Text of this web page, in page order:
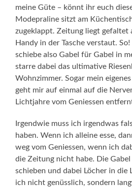
meine Güte – könnt ihr euch
Modepraline sitzt am
zugeklappt. Zeitung liegt gefaltet
Handy in der Tasche verstaut.
schiebe also Gabel für Gabel in
starre dabei das ultimative
Wohnzimmer. Sogar mein
geht mir auf einmal auf die
Lichtjahre vom Geniessen
Irgendwie muss ich irgendwas
haben. Wenn ich alleine esse,
weg vom Geniessen, wenn ich
die Zeitung nicht habe. Die Gabel
schieben und dabei Löcher in die
ich nicht genüsslich, sondern